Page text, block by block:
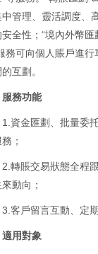
中管理、靈活調度、
全性；“境內外幣
務可向個人賬戶進
互劃。
服務功能
1.資金匯劃、批量委
；
2.轉賬交易狀態全程
動向；
3.客戶留言互動、定
適用對象